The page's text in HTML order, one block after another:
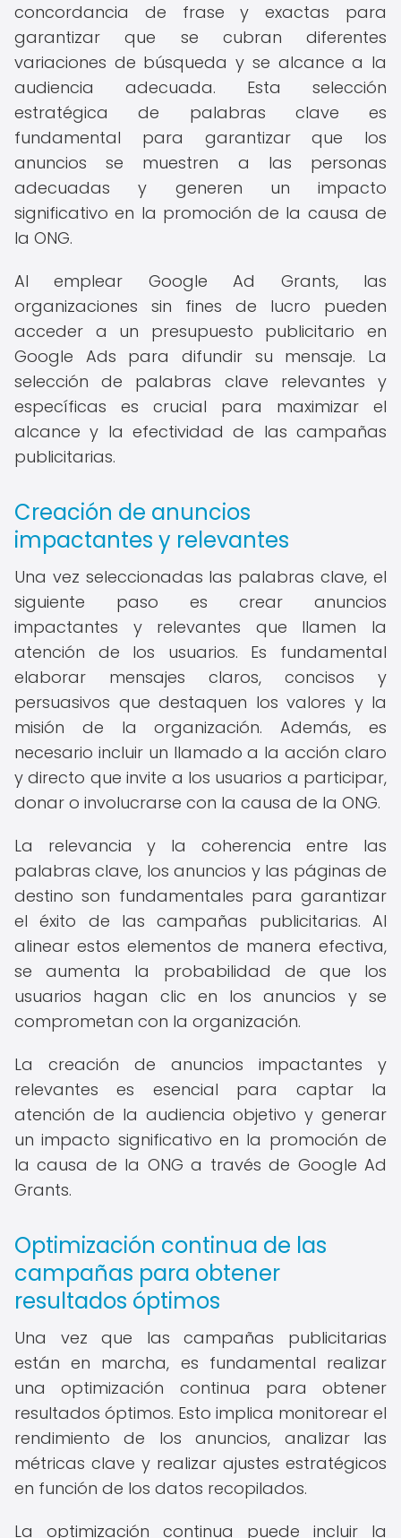
concordancia de frase y exactas para
garantizar que se cubran diferentes
variaciones de búsqueda y se alcance a la
audiencia adecuada. Esta selección
estratégica de palabras clave es
fundamental para garantizar que los
anuncios se muestren a las personas
adecuadas y generen un impacto
significativo en la promoción de la causa de
la ONG.
Al emplear Google Ad Grants, las
organizaciones sin fines de lucro pueden
acceder a un presupuesto publicitario en
Google Ads para difundir su mensaje. La
selección de palabras clave relevantes y
específicas es crucial para maximizar el
alcance y la efectividad de las campañas
publicitarias.
Creación de anuncios
impactantes y relevantes
Una vez seleccionadas las palabras clave, el
siguiente paso es crear anuncios
impactantes y relevantes que llamen la
atención de los usuarios. Es fundamental
elaborar mensajes claros, concisos y
persuasivos que destaquen los valores y la
misión de la organización. Además, es
necesario incluir un llamado a la acción claro
y directo que invite a los usuarios a participar,
donar o involucrarse con la causa de la ONG.
La relevancia y la coherencia entre las
palabras clave, los anuncios y las páginas de
destino son fundamentales para garantizar
el éxito de las campañas publicitarias. Al
alinear estos elementos de manera efectiva,
se aumenta la probabilidad de que los
usuarios hagan clic en los anuncios y se
comprometan con la organización.
La creación de anuncios impactantes y
relevantes es esencial para captar la
atención de la audiencia objetivo y generar
un impacto significativo en la promoción de
la causa de la ONG a través de Google Ad
Grants.
Optimización continua de las
campañas para obtener
resultados óptimos
Una vez que las campañas publicitarias
están en marcha, es fundamental realizar
una optimización continua para obtener
resultados óptimos. Esto implica monitorear el
rendimiento de los anuncios, analizar las
métricas clave y realizar ajustes estratégicos
en función de los datos recopilados.
La optimización continua puede incluir la